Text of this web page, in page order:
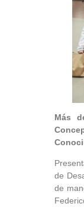
Más
de
de